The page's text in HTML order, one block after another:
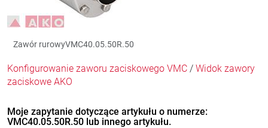
Zawór rurowyVMC40.05.50R.50
Konfigurowanie zaworu zaciskowego VMC / Widok zawory
zaciskowe AKO
Moje zapytanie dotyczące artykułu o numerze:
VMC40.05.50R.50 lub innego artykułu.